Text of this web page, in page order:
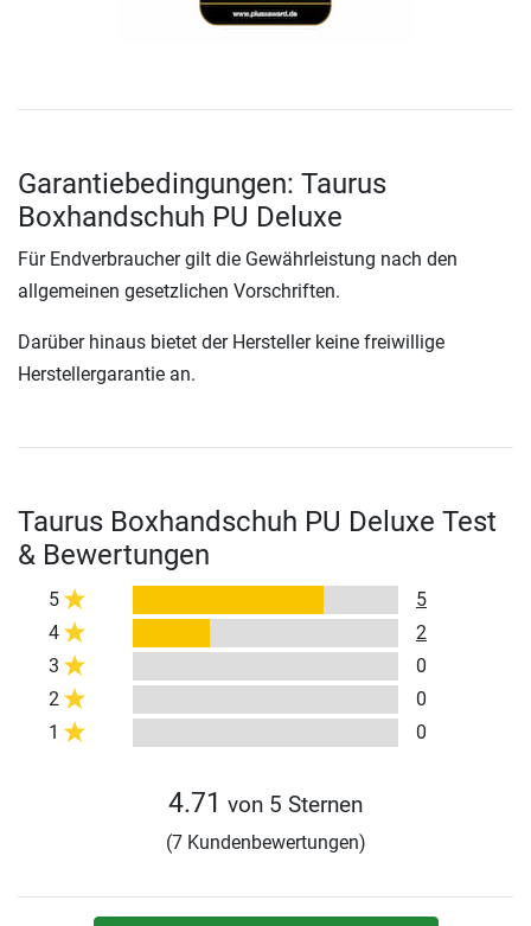
Garantiebedingungen: Taurus
Boxhandschuh PU Deluxe
Für Endverbraucher gilt die Gewährleistung nach den
allgemeinen gesetzlichen Vorschriften.
Darüber hinaus bietet der Hersteller keine freiwillige
Herstellergarantie an.
Taurus Boxhandschuh PU Deluxe Test
& Bewertungen
5
5
4
2
3
0
2
0
1
0
4.71 von 5 Sternen
(7 Kundenbewertungen)